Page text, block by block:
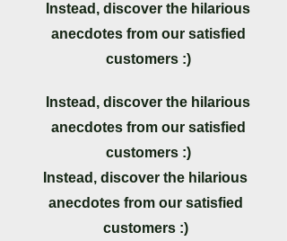
Instead, discover the hilarious
anecdotes from our satisfied
customers :)
Instead, discover the hilarious
anecdotes from our satisfied
customers :)
Instead, discover the hilarious
anecdotes from our satisfied
customers :)